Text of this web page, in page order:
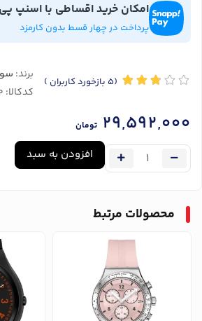
امکان خرید اقساطی با اسنپ پی
پرداخت در چهار قسط بدون کارمزد
(5 بازخورد کاربران ) برند:
کدکالا:
29,592,000 تومان
افزودن به سبد
محصولات مرتبط